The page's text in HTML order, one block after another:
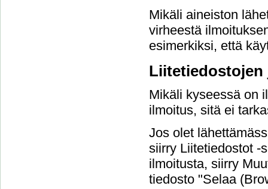
Mikäli aineiston
virheestä
esimerkiksi, että
Liitetiedostojen
Mikäli kyseessä on
ilmoitus, sitä ei
Jos olet
siirry Liitetiedostot -
ilmoitusta, siirry
tiedosto "Selaa